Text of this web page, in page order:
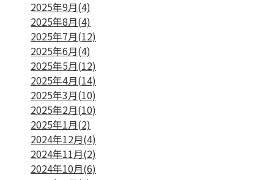
2025年9月(4)
2025年8月(4)
2025年7月(12)
2025年6月(4)
2025年5月(12)
2025年4月(14)
2025年3月(10)
2025年2月(10)
2025年1月(2)
2024年12月(4)
2024年11月(2)
2024年10月(6)